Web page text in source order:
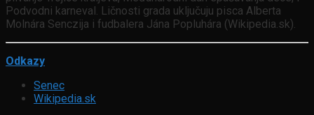
Podvodni karneval. Ličnosti grada uključuju pisca Alberta
Molnára Senczija i fudbalera Jána Popluhára (Wikipedia.sk).
Odkazy
Senec
Wikipedia.sk